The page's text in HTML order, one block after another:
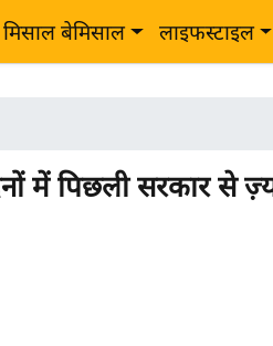
मिसाल बेमिसाल लाइफस्टाइल
में पिछली सरकार से